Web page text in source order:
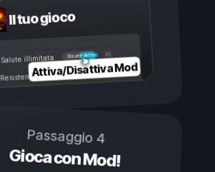
Il tuo gioco
Attivo
Disattivo
Salute illimitata
Resistenza illimitata
Attiva/Disattiva Mod
Passaggio 4
Gioca con Mod!